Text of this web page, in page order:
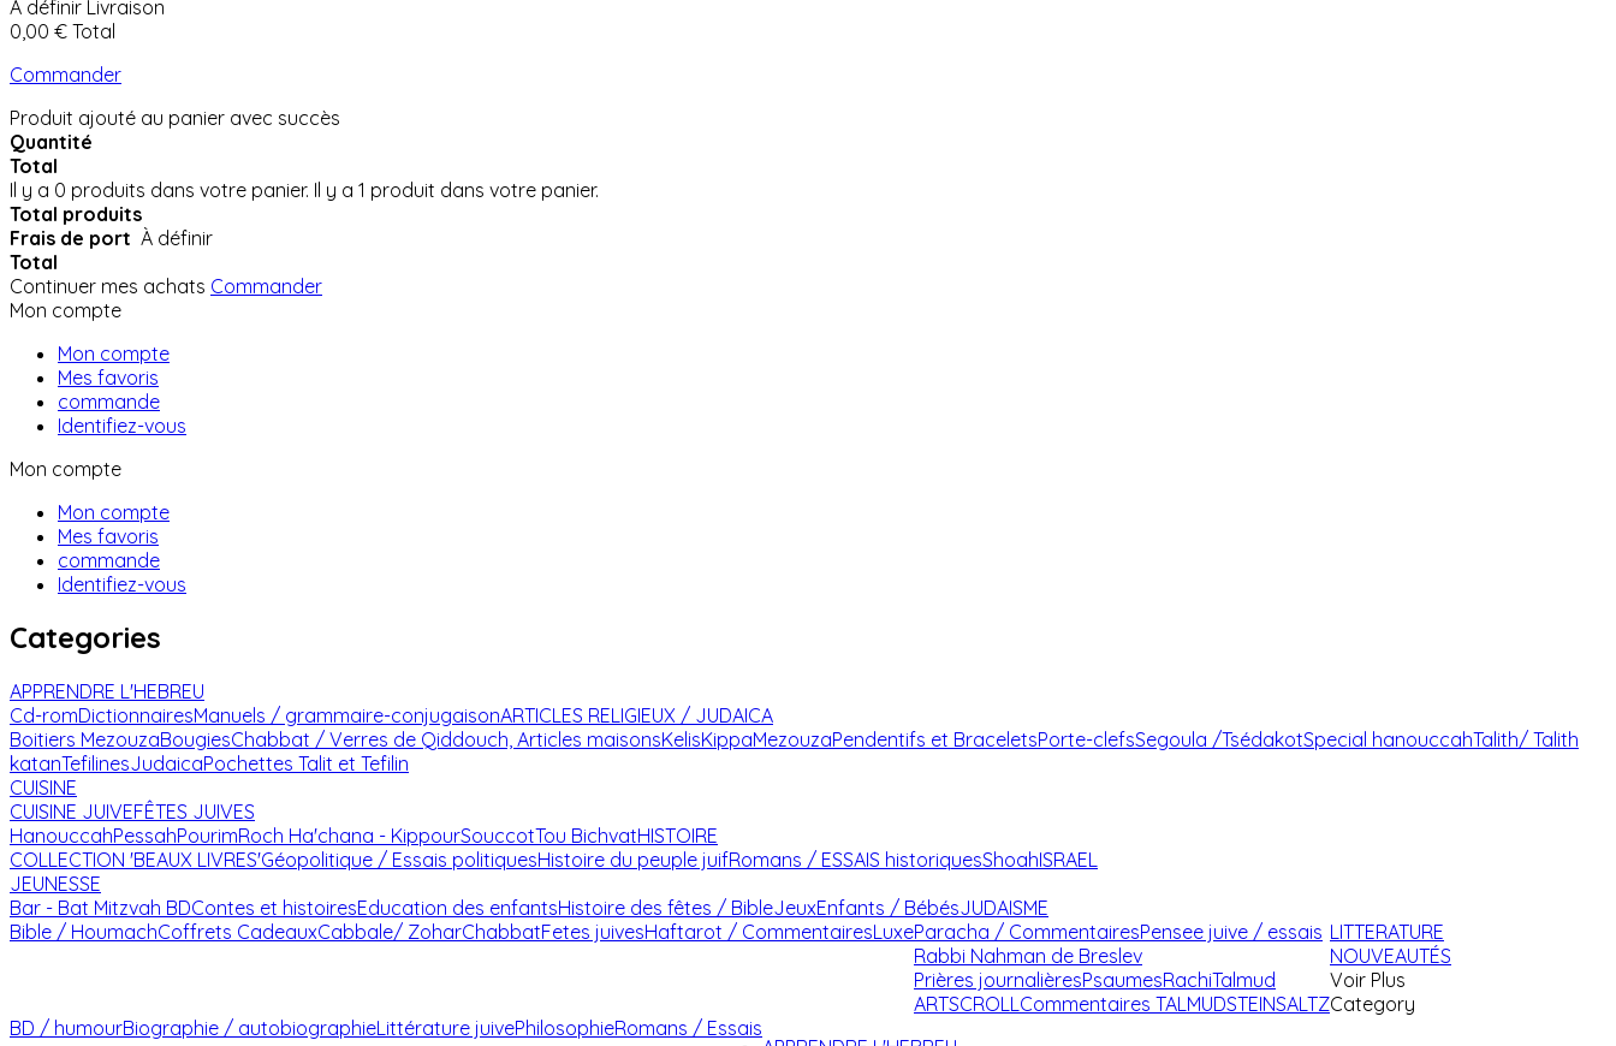
À définir Livraison
0,00 € Total
Commander
Produit ajouté au panier avec succès
Quantité
Total
Il y a 0 produits dans votre panier. Il y a 1 produit dans votre panier.
Total produits
Frais de port À définir
Total
Continuer mes achats Commander
Mon compte
Mon compte
Mes favoris
commande
Identifiez-vous
Mon compte
Mon compte
Mes favoris
commande
Identifiez-vous
Categories
APPRENDRE L'HEBREU
Cd-romDictionnairesManuels / grammaire-conjugaisonARTICLES RELIGIEUX / JUDAICA
Boitiers MezouzaBougiesChabbat / Verres de Qiddouch, Articles maisonsKelisKippaMezouzaPendentifs et BraceletsPorte-clefsSegoula /TsédakotSpecial hanouccahTalith/ Talith
katanTefilinesJudaicaPochettes Talit et Tefilin
CUISINE
CUISINE JUIVEFÊTES JUIVES
HanouccahPessahPourimRoch Ha'chana - KippourSouccotTou BichvatHISTOIRE
COLLECTION 'BEAUX LIVRES'Géopolitique / Essais politiquesHistoire du peuple juifRomans / ESSAIS historiquesShoahISRAEL
JEUNESSE
Bar - Bat Mitzvah BDContes et histoiresEducation des enfantsHistoire des fêtes / BibleJeuxEnfants / BébésJUDAISME
Bible / HoumachCoffrets CadeauxCabbale/ ZoharChabbatFetes juivesHaftarot / CommentairesLuxeParacha / CommentairesPensee juive / essais
Rabbi Nahman de Breslev
Prières journalièresPsaumesRachiTalmud
ARTSCROLLCommentaires TALMUDSTEINSALTZ
LITTERATURE
BD / humourBiographie / autobiographieLittérature juivePhilosophieRomans / Essais
NOUVEAUTÉS
Voir Plus
Category